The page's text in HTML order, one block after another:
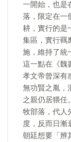
一開始，也是
落，限定在一
耕，實行的是
集區，實行羈
施，維持了統
這一點在《魏
孝文帝曾深有
無功賢之胤，
之親仍居猥任
牧部落，代人
度，反而日漸
朝廷想要「辨